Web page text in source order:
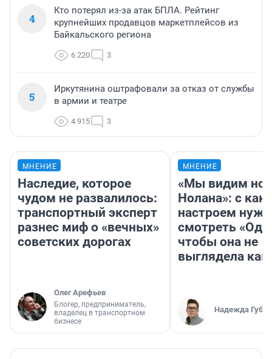
4
Кто потерял из-за атак БПЛА. Рейтинг
крупнейших продавцов маркетплейсов из
Байкальского региона
6 220 3
5
Иркутянина оштрафовали за отказ от службы
в армии и театре
4 915 3
МНЕНИЕ
Наследие, которое
чудом не развалилось:
транспортный эксперт
разнес миф о «вечных»
советских дорогах
Олег Арефьев
Блогер, предприниматель,
владелец в транспортном
бизнесе
МНЕНИЕ
«Мы видим
Нолана»: с
настроем
смотреть
чтобы она не
выглядела как
Надежда